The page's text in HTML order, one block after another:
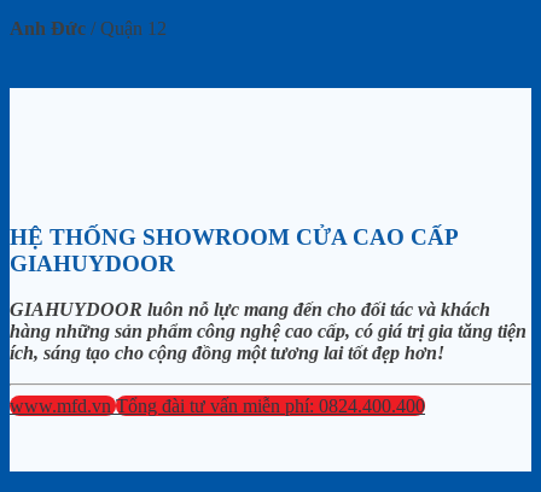
Anh Đức /Quận 12
HỆ THỐNG SHOWROOM CỬA CAO CẤP
GIAHUYDOOR
GIAHUYDOOR luôn nỗ lực mang đến cho đối tác và khách
hàng những sản phẩm công nghệ cao cấp, có giá trị gia tăng tiện
ích, sáng tạo cho cộng đồng một tương lai tốt đẹp hơn!
www.mfd.vn Tổng đài tư vấn miễn phí: 0824.400.400